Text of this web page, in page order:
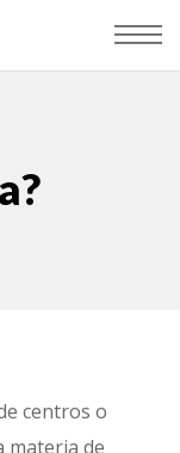
centros o
materia de